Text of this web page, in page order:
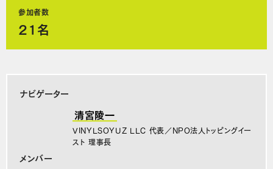
参加者数
21名
ナビゲーター
清宮陵一
VINYLSOYUZ LLC 代表／NPO法人トッピングイー
スト 理事長
メンバー